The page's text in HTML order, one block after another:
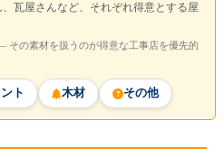
瓦屋さんなど、それぞれ得意とする屋
その素材を扱うのが得意な工事店を優先的
ト 木材 その他